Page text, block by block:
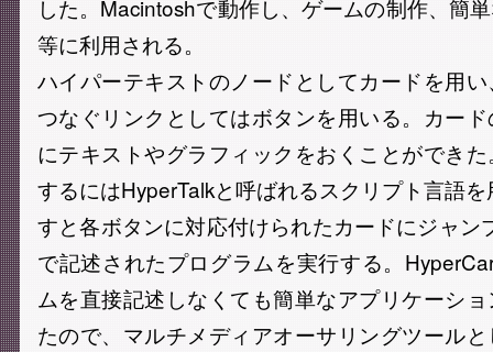
した。Macintoshで動作し、ゲームの制作、簡
等に利用される。
ハイパーテキストのノードとしてカードを用
つなぐリンクとしてはボタンを用いる。カー
にテキストやグラフィックをおくことができ
するにはHyperTalkと呼ばれるスクリプト言語
すと各ボタンに対応付けられたカードにジャン
で記述されたプログラムを実行する。
ムを直接記述しなくても簡単なアプリケーシ
たので、マルチメディアオーサリングツール